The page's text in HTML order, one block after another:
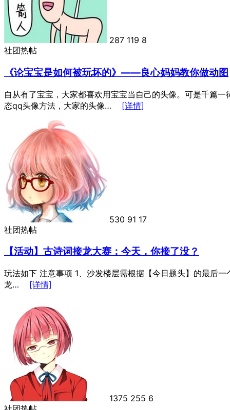
287 119 8
社团热帖
《论宝宝是如何被玩坏的》——良心妈妈教你做动图
自从有了宝宝，大家都喜欢用宝宝当自己的头像。可是千篇
态qq头像方法，大家的头像… [详情]
530 91 17
社团热帖
【活动】古诗词接龙大赛：今天，你接了没？
玩法如下 注意事项 1、沙发楼层需根据【今日题头】的最后
龙… [详情]
1375 255 6